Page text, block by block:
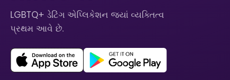
LGBTQ+ ડેટિંગ એપ્લિકેશન જ્યાં વ્યક્તિત્વ
પ્રથમ આવે છે.